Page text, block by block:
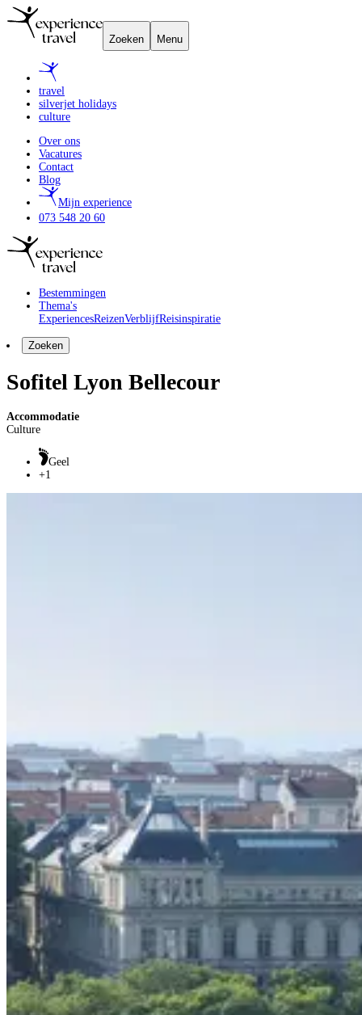
Zoeken Menu
travel
silverjet holidays
culture
Over ons
Vacatures
Contact
Blog
Mijn experience
073 548 20 60
Bestemmingen
Thema's
ExperiencesReizenVerblijfReisinspiratie
Zoeken
Sofitel Lyon Bellecour
Accommodatie
Culture
Geel
+1